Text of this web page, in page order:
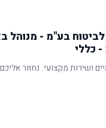
בע"מ - מנוהל
- כללי